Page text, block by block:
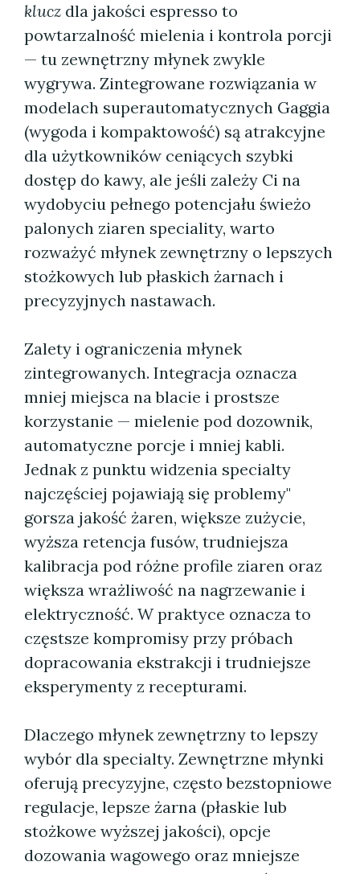
klucz dla jakości espresso to
powtarzalność mielenia i kontrola porcji
— tu zewnętrzny młynek zwykle
wygrywa. Zintegrowane rozwiązania w
modelach superautomatycznych Gaggia
(wygoda i kompaktowość) są atrakcyjne
dla użytkowników ceniących szybki
dostęp do kawy, ale jeśli zależy Ci na
wydobyciu pełnego potencjału świeżo
palonych ziaren speciality, warto
rozważyć młynek zewnętrzny o lepszych
stożkowych lub płaskich żarnach i
precyzyjnych nastawach.
Zalety i ograniczenia młynek
zintegrowanych. Integracja oznacza
mniej miejsca na blacie i prostsze
korzystanie — mielenie pod dozownik,
automatyczne porcje i mniej kabli.
Jednak z punktu widzenia specialty
najczęściej pojawiają się problemy"
gorsza jakość żaren, większe zużycie,
wyższa retencja fusów, trudniejsza
kalibracja pod różne profile ziaren oraz
większa wrażliwość na nagrzewanie i
elektryczność. W praktyce oznacza to
częstsze kompromisy przy próbach
dopracowania ekstrakcji i trudniejsze
eksperymenty z recepturami.
Dlaczego młynek zewnętrzny to lepszy
wybór dla specialty. Zewnętrzne młynki
oferują precyzyjne, często bezstopniowe
regulacje, lepsze żarna (płaskie lub
stożkowe wyższej jakości), opcje
dozowania wagowego oraz mniejsze